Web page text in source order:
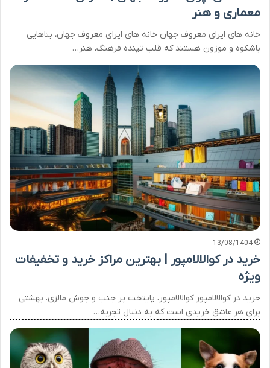
معماری و هنر
خانه های اپرای معروف جهان خانه های اپرای معروف جهان، بناهایی
باشکوه و موزون هستند که قلب تپنده فرهنگ، هنر…
13/08/1404
خرید در کوالالامپور | بهترین مراکز خرید و تخفیفات
ویژه
خرید در کوالالامپور کوالالامپور، پایتخت پر جنب و جوش مالزی، بهشتی
برای هر عاشق خریدی است که به دنبال تجربه…